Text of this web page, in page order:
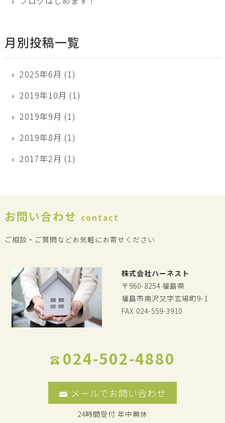
月別投稿一覧
2025年6月 (1)
2019年10月 (1)
2019年9月 (1)
2019年8月 (1)
2017年2月 (1)
お問い合わせ contact
ご相談・ご質問などお気軽にお寄せください
株式会社ハーネスト
〒960-8254 福島県
福島市南沢又字玄場町9-1
FAX 024-559-3910
024-502-4880
メールでお問い合わせ
24時間受付 年中無休